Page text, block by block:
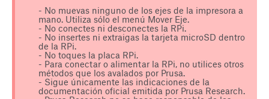
- No muevas ninguno de los ejes de la impresora a
mano. Utiliza sólo el menú Mover Eje.
- No conectes ni desconectes la RPi.
- No insertes ni extraigas la tarjeta microSD dentro
de la RPi.
- No toques la placa RPi.
- Para conectar o alimentar la RPi, no utilices otros
métodos que los avalados por Prusa.
- Sigue únicamente las indicaciones de la
documentación oficial emitida por Prusa Research.